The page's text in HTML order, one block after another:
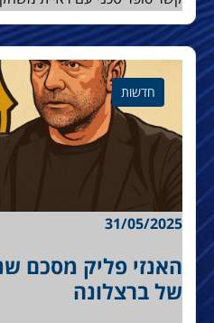
חדשות
31/05/2025
האנזי פליק מסכם
של ברצלונה